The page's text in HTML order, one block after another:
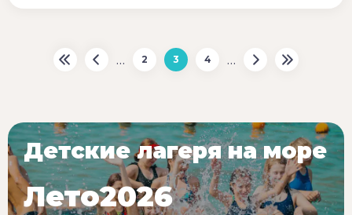
… 2 3 4 …
Детские лагеря на море
Лето2026